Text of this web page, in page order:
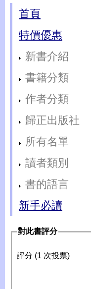
首頁
特價優惠
新書介紹
書籍分類
作者分類
歸正出版社
所有名單
讀者類別
書的語言
新手必讀
對此書評分
評分 (1 次投票)